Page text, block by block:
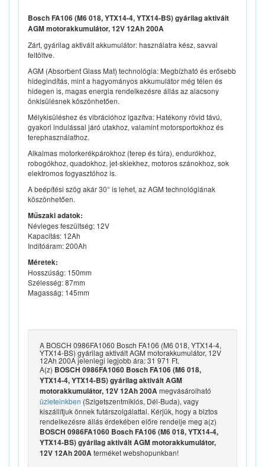
Bosch FA106 (M6 018, YTX14-4, YTX14-BS) gyárilag aktivált
AGM motorakkumulátor, 12V 12Ah 200A
Zárt, gyárilag aktivált akkumulátor: használatra kész, savval
feltöltve.
AGM (Absorbent Glass Mat) technológia: Megbízható és erősebb
hidegindítás, mint a hagyományos akkumulátor még télen és
hidegen is, magas energia rendelkezésre állás az alacsony
önkisülésnek köszönhetően.
Mélykisüléshez és vibrációhoz igazítva: Hatékony rövid távú,
gyakori indulással járó utakhoz, valamint motorsportokhoz és
terephasználathoz.
Alkalmas motorkerékpárokhoz (terep és túra), endurókhoz,
robogókhoz, quadokhoz, jet-skiekhez, motoros szánokhoz, sok
elektromos fogyasztóhoz is.
A beépítési szög akár 30° is lehet, az AGM technológiának
köszönhetően.
Műszaki adatok:
Névleges feszültség: 12V
Kapacitás: 12Ah
Indítóáram: 200Ah
Méretek:
Hosszúság: 150mm
Szélesség: 87mm
Magasság: 145mm
A BOSCH 0986FA1060 Bosch FA106 (M6 018, YTX14-4,
YTX14-BS) gyárilag aktivált AGM motorakkumulátor, 12V
12Ah 200A jelenlegi legjobb ára: 31 971 Ft.
A(z) BOSCH 0986FA1060 Bosch FA106 (M6 018,
YTX14-4, YTX14-BS) gyárilag aktivált AGM
motorakkumulátor, 12V 12Ah 200Amegvásárolható
üzleteinkben (Szigetszentmiklós, Dél-Buda), vagy
kiszállítjuk önnek futárszolgálattal. Kérjük, hogy a biztos
rendelkezésre állás érdekében előre rendelje meg a(z)
BOSCH 0986FA1060 Bosch FA106 (M6 018, YTX14-4,
YTX14-BS) gyárilag aktivált AGM motorakkumulátor,
12V 12Ah 200Aterméket webshopunkban!